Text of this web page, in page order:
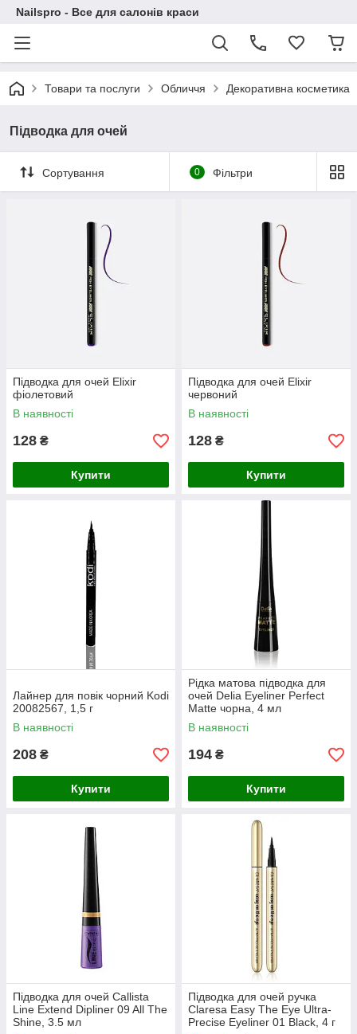
Nailspro - Все для салонів краси
Товари та послуги Обличчя Декоративна косметика
Підводка для очей
Сортування 0 Фільтри
Підводка для очей Elixir
фіолетовий
В наявності
128 ₴
Купити
Підводка для очей Elixir
червоний
В наявності
128 ₴
Купити
Лайнер для повік чорний Kodi
20082567, 1,5 г
В наявності
208 ₴
Купити
Рідка матова підводка для
очей Delia Eyeliner Perfect
Matte чорна, 4 мл
В наявності
194 ₴
Купити
Підводка для очей Callista
Line Extend Dipliner 09 All The
Shine, 3.5 мл
Підводка для очей ручка
Claresa Easy The Eye Ultra-
Precise Eyeliner 01 Black, 4 г